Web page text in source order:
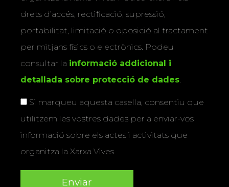
drets d’accés, rectificació, supressió,
portabilitat, limitació o oposició al tractament
per mitjans físics o electrònics. Podeu
consultar la informació addicional i
detallada sobre protecció de dades.
Si marqueu aquesta casella, consentiu que
utilitzem les vostres dades per a enviar-vos
informació sobre els actes i activitats que
organitza la Xarxa Vives.